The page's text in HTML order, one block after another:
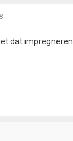
dat